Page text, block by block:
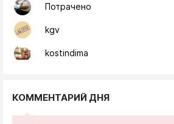
Потрачено
kgv
kostindima
КОММЕНТАРИЙ ДНЯ